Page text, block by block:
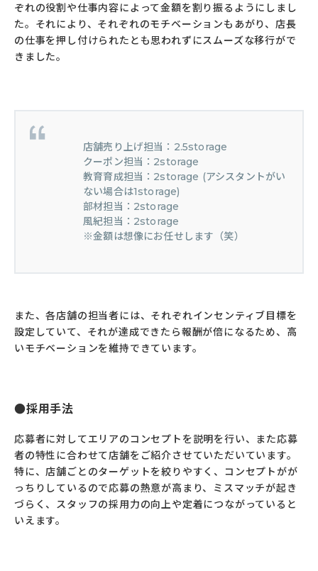
ぞれの役割や仕事内容によって金額を割り振るようにしまし
た。それにより、それぞれのモチベーションもあがり、店長
の仕事を押し付けられたとも思われずにスムーズな移行がで
きました。
店舗売り上げ担当：2.5storage
クーポン担当：2storage
教育育成担当：2storage (アシスタントがい
ない場合は1storage)
部材担当：2storage
風紀担当：2storage
※金額は想像にお任せします（笑）
また、各店舗の担当者には、それぞれインセンティブ目標を
設定していて、それが達成できたら報酬が倍になるため、高
いモチベーションを維持できています。
採用手法
応募者に対してエリアのコンセプトを説明を行い、また応募
者の特性に合わせて店舗をご紹介させていただいています。
特に、店舗ごとのターゲットを絞りやすく、コンセプトがが
っちりしているので応募の熱意が高まり、ミスマッチが起き
づらく、スタッフの採用力の向上や定着につながっていると
いえます。